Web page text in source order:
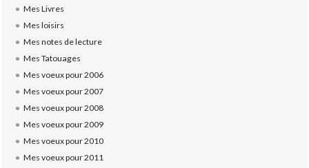
Mes Livres
Mes loisirs
Mes notes de lecture
Mes Tatouages
Mes voeux pour 2006
Mes voeux pour 2007
Mes voeux pour 2008
Mes voeux pour 2009
Mes voeux pour 2010
Mes voeux pour 2011